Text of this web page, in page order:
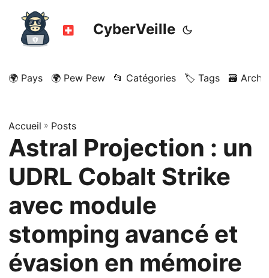
CyberVeille
🌍 Pays 🌍 Pew Pew 📂 Catégories 🏷️ Tags 🗃️
Accueil » Posts
Astral Projection : un
UDRL Cobalt Strike
avec module
stomping avancé et
évasion en mémoire